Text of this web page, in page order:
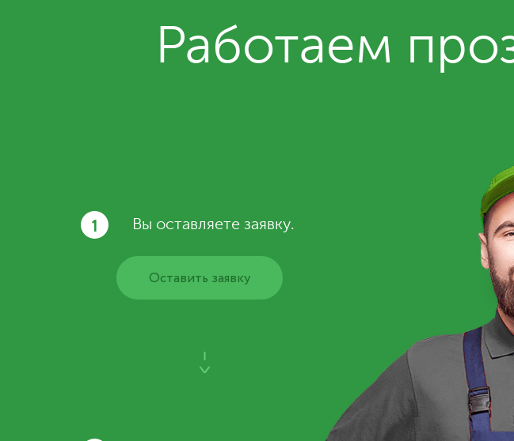
Работаем
1 Вы оставляете заявку.
Оставить заявку